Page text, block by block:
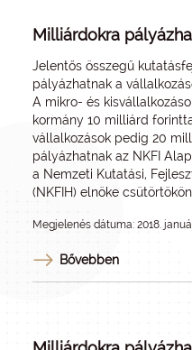
Milliárdokra
Jelentős összegű
pályázhatnak a
A mikro- és
kormány 10 milliárd
vállalkozások pedig 20
pályázhatnak az NKFI
a Nemzeti Kutatási,
(NKFIH) elnöke
Megjelenés dátuma: 2018.
Bővebben